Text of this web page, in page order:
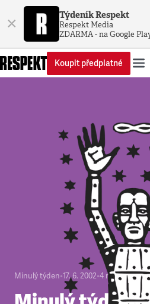
× Týdeník Respekt
Respekt Media
ZDARMA - na Google
Koupit předplatné
Minulý týden•17. 6. 2002•4 minuty